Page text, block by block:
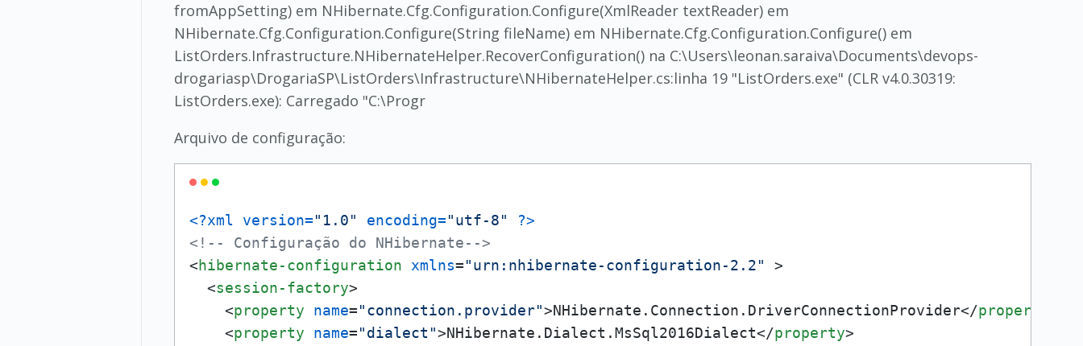
fromAppSetting) em NHibernate.Cfg.Configuration.Configure(XmlReader textReader) em
NHibernate.Cfg.Configuration.Configure(String fileName) em NHibernate.Cfg.Configuration.Configure() em
ListOrders.Infrastructure.NHibernateHelper.RecoverConfiguration() na C:\Users\leonan.saraiva\Documents\devops-
drogariasp\DrogariaSP\ListOrders\Infrastructure\NHibernateHelper.cs:linha 19 "ListOrders.exe" (CLR v4.0.30319:
ListOrders.exe): Carregado "C:\Progr
Arquivo de configuração:
<?xml version="1.0" encoding="utf-8"
?>
<!-- Configuração do NHibernate-->
<hibernate-configuration xmlns="urn:nhibernate-configuration-2.2"
>
<session-factory>
<property name="connection.provider">NHibernate.Connection.DriverConnectionProvider</property
<property name="dialect">NHibernate.Dialect.MsSql2016Dialect</property>